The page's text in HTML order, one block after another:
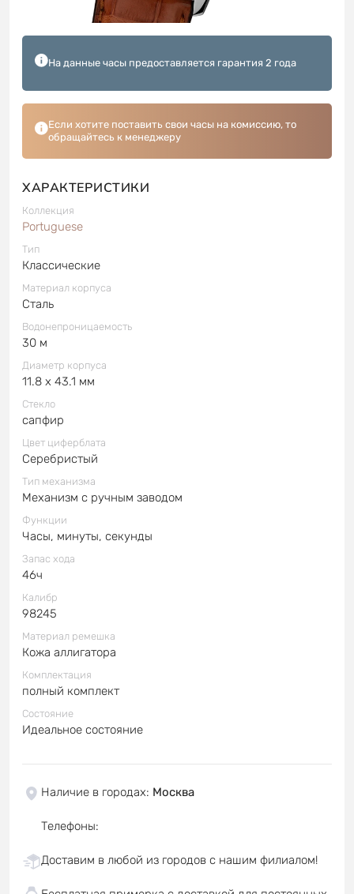
На данные часы предоставляется гарантия 2 года
Если хотите поставить свои часы на комиссию, то
обращайтесь к менеджеру
ХАРАКТЕРИСТИКИ
Коллекция
Portuguese
Тип
Классические
Материал корпуса
Сталь
Водонепроницаемость
30 м
Диаметр корпуса
11.8 x 43.1 мм
Стекло
сапфир
Цвет циферблата
Серебристый
Тип механизма
Механизм с ручным заводом
Функции
Часы, минуты, секунды
Запас хода
46ч
Калибр
98245
Материал ремешка
Кожа аллигатора
Комплектация
полный комплект
Состояние
Идеальное состояние
Наличие в городах: Москва
Телефоны:
Доставим в любой из городов с нашим филиалом!